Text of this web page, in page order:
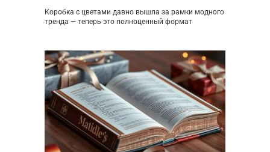
Коробка с цветами давно вышла за рамки модного
тренда — теперь это полноценный формат